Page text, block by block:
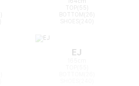
TOP(55)
BOTTOM(26)
EJ